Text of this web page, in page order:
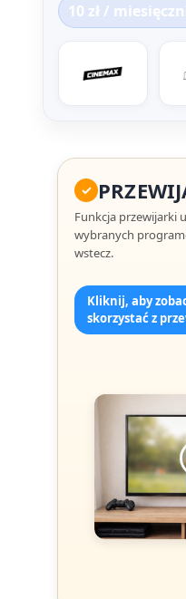
10 zł /
✓
Funkcja przewijarki
wybranych
wstecz.
Kliknij, aby
skorzystać z